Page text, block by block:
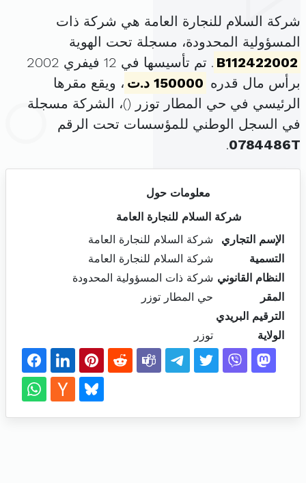
شركة السلام للنجارة العامة هي شركة ذات
المسؤولية المحدودة، مسجلة تحت الهوية
B112422002
. تم تأسيسها في 12 فيفري 2002
برأس مال قدره 150000 د.ت
، ويقع مقرها
الرئيسي في حي المطار توزر ()، الشركة مسجلة
في السجل الوطني للمؤسسات تحت الرقم
0784486T
.
معلومات حول
شركة السلام للنجارة العامة
الإسم التجاري
شركة السلام للنجارة العامة
التسمية
شركة السلام للنجارة العامة
النظام القانوني شركة ذات المسؤولية المحدودة
المقر
حي المطار توزر
الترقيم البريدي
الولاية
توزر